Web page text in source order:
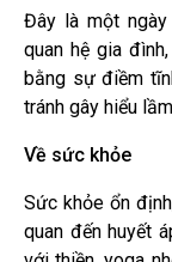
Đây là một ngày
quan hệ gia
bằng sự điềm
tránh gây hiểu
Về sức khỏe
Sức khỏe ổn
quan đến huyết